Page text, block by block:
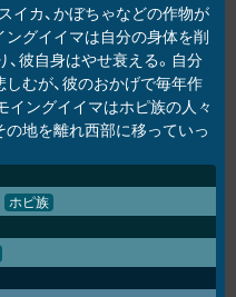
イカ、かぼちゃなどの作物が
ングイイマは自分の身体を削
彼自身はやせ衰える。自分
むが、彼のおかげで毎年作
イングイイマはホピ族の人々
の地を離れ西部に移っていっ
ホピ族